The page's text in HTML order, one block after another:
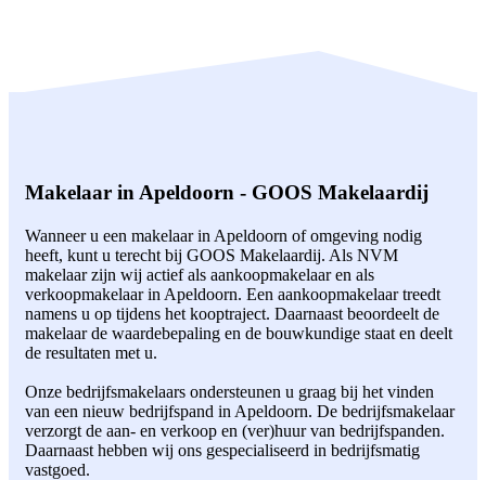
Makelaar in Apeldoorn - GOOS Makelaardij
Wanneer u een makelaar in Apeldoorn of omgeving nodig
heeft, kunt u terecht bij GOOS Makelaardij. Als NVM
makelaar zijn wij actief als aankoopmakelaar en als
verkoopmakelaar in Apeldoorn. Een aankoopmakelaar treedt
namens u op tijdens het kooptraject. Daarnaast beoordeelt de
makelaar de waardebepaling en de bouwkundige staat en deelt
de resultaten met u.
Onze bedrijfsmakelaars ondersteunen u graag bij het vinden
van een nieuw bedrijfspand in Apeldoorn. De bedrijfsmakelaar
verzorgt de aan- en verkoop en (ver)huur van bedrijfspanden.
Daarnaast hebben wij ons gespecialiseerd in bedrijfsmatig
vastgoed.